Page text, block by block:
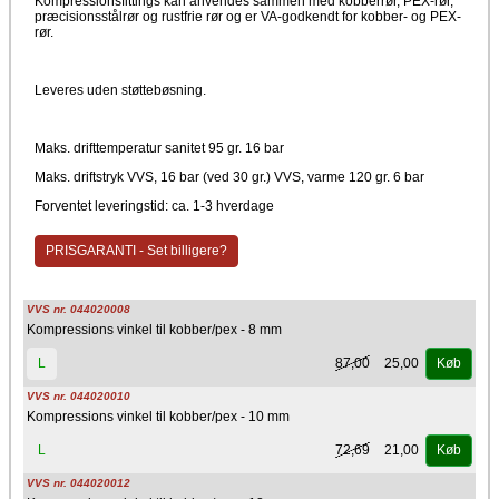
præcisionsstålrør og rustfrie rør og er VA-godkendt for kobber- og PEX-
rør.
Leveres uden støttebøsning.
Maks. drifttemperatur sanitet 95 gr. 16 bar
Maks. driftstryk VVS, 16 bar (ved 30 gr.) VVS, varme 120 gr. 6 bar
Forventet leveringstid: ca. 1-3 hverdage
PRISGARANTI - Set billigere?
VVS nr. 044020008
Kompressions vinkel til kobber/pex - 8 mm
L 87,00 25,00 Køb
VVS nr. 044020010
Kompressions vinkel til kobber/pex - 10 mm
L 72,69 21,00 Køb
VVS nr. 044020012